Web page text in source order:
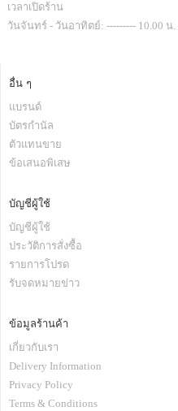
เวลาเปิดร้าน
วันจันทร์ - วันอาทิตย์: --------- 10.00 น.
อื่น ๆ
แบรนด์
บัตรกำนัล
ตัวแทนขาย
ข้อเสนอพิเสษ
บัญชีผู้ใช้
บัญชีผู้ใช้
ประวัติการสั่งซื้อ
รายการโปรด
รับจดหมายข่าว
ข้อมูลร้านค้า
เกี่ยวกับเรา
Delivery Information
Privacy Policy
Terms & Conditions